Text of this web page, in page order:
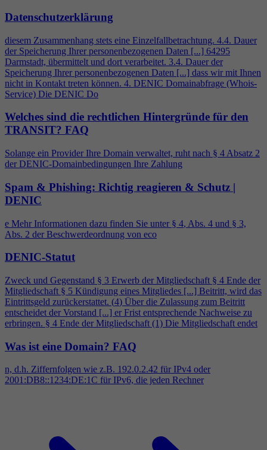
Datenschutzerklärung
diesem Zusammenhang stets eine Einzelfallbetrachtung. 4.4. Dauer
der Speicherung Ihrer personenbezogenen Daten [...] 64295
Darmstadt, übermittelt und dort verarbeitet. 3.4. Dauer der
Speicherung Ihrer personenbezogenen Daten [...] dass wir mit Ihnen
nicht in Kontakt treten können. 4. DENIC Domainabfrage (Whois-
Service) Die DENIC Do
Welches sind die rechtlichen Hintergründe für den
TRANSIT? FAQ
Solange ein Provider Ihre Domain verwaltet, ruht nach § 4 Absatz 2
der DENIC-Domainbedingungen Ihre Zahlung
Spam & Phishing: Richtig reagieren & Schutz |
DENIC
e Mehr Informationen dazu finden Sie unter § 4, Abs. 4 und § 3,
Abs. 2 der Beschwerdeordnung von eco
DENIC-Statut
Zweck und Gegenstand § 3 Erwerb der Mitgliedschaft § 4 Ende der
Mitgliedschaft § 5 Kündigung eines Mitgliedes [...] Beitritt, wird das
Eintrittsgeld zurückerstattet. (4) Über die Zulassung zum Beitritt
entscheidet der Vorstand [...] er Frist entsprechende Nachweise zu
erbringen. § 4 Ende der Mitgliedschaft (1) Die Mitgliedschaft endet
Was ist eine Domain? FAQ
n, d.h. Ziffernfolgen wie z.B. 192.0.2.42 für IPv4 oder
2001:DB8::1234:DE:1C für IPv6, die jeden Rechner